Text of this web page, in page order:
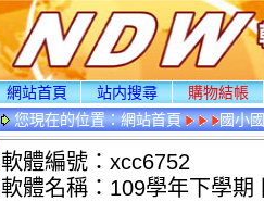
網站首頁 站内搜尋
購物結帳
您現在的位置：網站首頁 國小
軟體編號：xcc6752
軟體名稱：109學年下學